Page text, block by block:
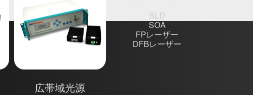
広帯域光源
SLD
SOA
FPレーザー
DFBレーザー